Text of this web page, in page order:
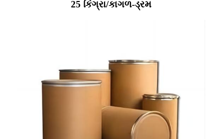
25 કિગ્રા/કાગળ-ડ્રમ